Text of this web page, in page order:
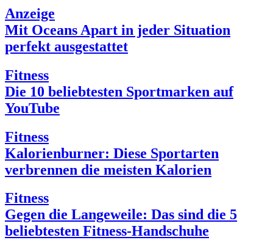
Anzeige
Mit Oceans Apart in jeder Situation
perfekt ausgestattet
Fitness
Die 10 beliebtesten Sportmarken auf
YouTube
Fitness
Kalorienburner: Diese Sportarten
verbrennen die meisten Kalorien
Fitness
Gegen die Langeweile: Das sind die 5
beliebtesten Fitness-Handschuhe